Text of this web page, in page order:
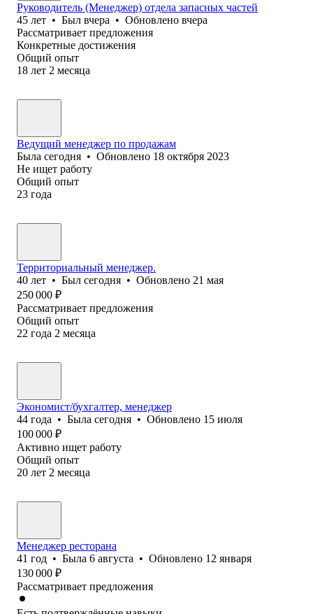
Руководитель (Менеджер) отдела запасных частей
45 лет • Был вчера • Обновлено вчера
Рассматривает предложения
Конкретные достижения
Общий опыт
18 лет 2 месяца
Ведущий менеджер по продажам
Была сегодня • Обновлено 18 октября 2023
Не ищет работу
Общий опыт
23 года
Территориальный менеджер.
40 лет • Был сегодня • Обновлено 21 мая
250 000 ₽
Рассматривает предложения
Общий опыт
22 года 2 месяца
Экономист/бухгалтер, менеджер
44 года • Была сегодня • Обновлено 15 июля
100 000 ₽
Активно ищет работу
Общий опыт
20 лет 2 месяца
Менеджер ресторана
41 год • Была 6 августа • Обновлено 12 января
130 000 ₽
Рассматривает предложения